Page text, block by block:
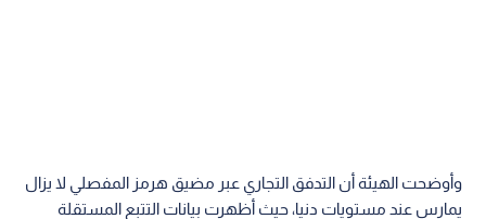
وأوضحت الهيئة أن التدفق التجاري عبر مضيق هرمز المفصلي لا يزال
يمارس عند مستويات دنيا، حيث أظهرت بيانات التتبع المستقلة